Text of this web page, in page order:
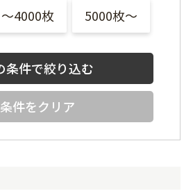
〜4000枚 5000枚〜
条件をクリア